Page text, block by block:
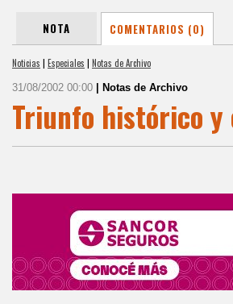
NOTA COMENTARIOS (0)
Noticias | Especiales | Notas de Archivo
31/08/2002 00:00 | Notas de Archivo
Triunfo histórico